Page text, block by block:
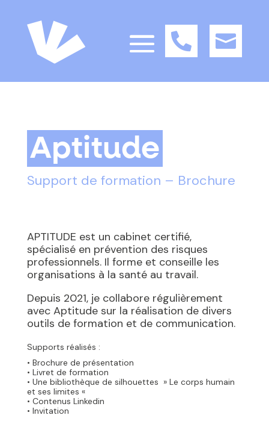
 
Aptitude
Support de formation – Brochure
APTITUDE est un cabinet certifié,
spécialisé en prévention des risques
professionnels. Il forme et conseille les
organisations à la santé au travail.
Depuis 2021, je collabore régulièrement
avec Aptitude sur la réalisation de divers
outils de formation et de communication.
Supports réalisés :
• Brochure de présentation
• Livret de formation
• Une bibliothèque de silhouettes » Le corps humain
et ses limites «
• Contenus Linkedin
• Invitation